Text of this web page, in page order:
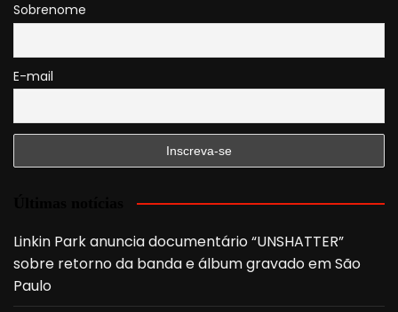
Sobrenome
E-mail
Linkin Park anuncia documentário “UNSHATTER”
sobre retorno da banda e álbum gravado em São
Paulo